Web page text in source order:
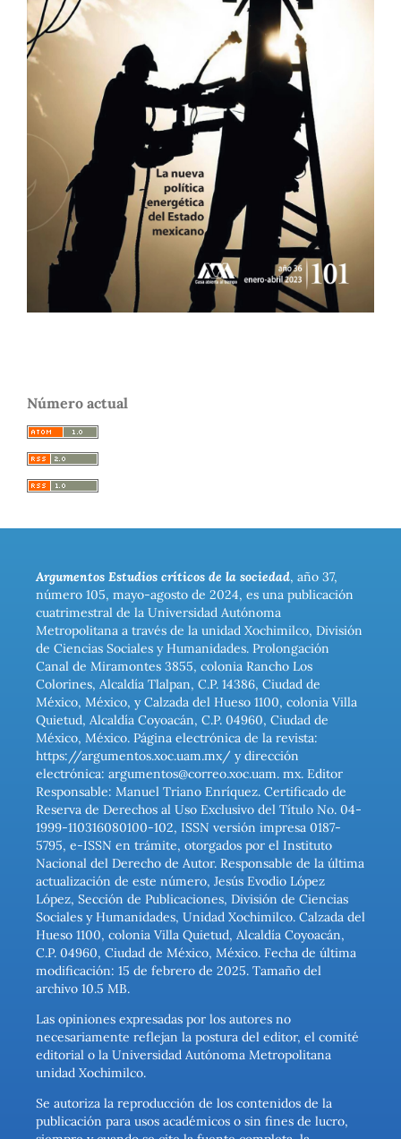
Número actual
Argumentos Estudios críticos de la sociedad, año 37,
número 105, mayo-agosto de 2024, es una publicación
cuatrimestral de la Universidad Autónoma
Metropolitana a través de la unidad Xochimilco, División
de Ciencias Sociales y Humanidades. Prolongación
Canal de Miramontes 3855, colonia Rancho Los
Colorines, Alcaldía Tlalpan, C.P. 14386, Ciudad de
México, México, y Calzada del Hueso 1100, colonia Villa
Quietud, Alcaldía Coyoacán, C.P. 04960, Ciudad de
México, México. Página electrónica de la revista:
https://argumentos.xoc.uam.mx/ y dirección
electrónica: argumentos@correo.xoc.uam. mx. Editor
Responsable: Manuel Triano Enríquez. Certificado de
Reserva de Derechos al Uso Exclusivo del Título No. 04-
1999-110316080100-102, ISSN versión impresa 0187-
5795, e-ISSN en trámite, otorgados por el Instituto
Nacional del Derecho de Autor. Responsable de la última
actualización de este número, Jesús Evodio López
López, Sección de Publicaciones, División de Ciencias
Sociales y Humanidades, Unidad Xochimilco. Calzada del
Hueso 1100, colonia Villa Quietud, Alcaldía Coyoacán,
C.P. 04960, Ciudad de México, México. Fecha de última
modificación: 15 de febrero de 2025. Tamaño del
archivo 10.5 MB.
Las opiniones expresadas por los autores no
necesariamente reflejan la postura del editor, el comité
editorial o la Universidad Autónoma Metropolitana
unidad Xochimilco.
Se autoriza la reproducción de los contenidos de la
publicación para usos académicos o sin fines de lucro,